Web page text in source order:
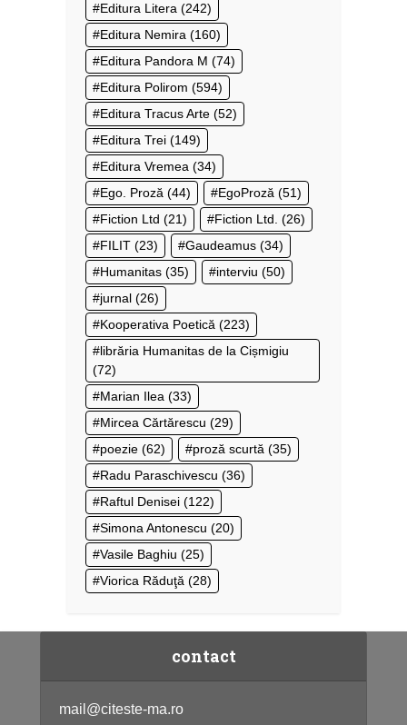
Editura Litera (242)
Editura Nemira (160)
Editura Pandora M (74)
Editura Polirom (594)
Editura Tracus Arte (52)
Editura Trei (149)
Editura Vremea (34)
Ego. Proză (44) EgoProză (51)
Fiction Ltd (21) Fiction Ltd. (26)
FILIT (23) Gaudeamus (34)
Humanitas (35) interviu (50)
jurnal (26)
Kooperativa Poetică (223)
librăria Humanitas de la Cișmigiu
(72)
Marian Ilea (33)
Mircea Cărtărescu (29)
poezie (62) proză scurtă (35)
Radu Paraschivescu (36)
Raftul Denisei (122)
Simona Antonescu (20)
Vasile Baghiu (25)
Viorica Răduţă (28)
contact
mail@citeste-ma.ro